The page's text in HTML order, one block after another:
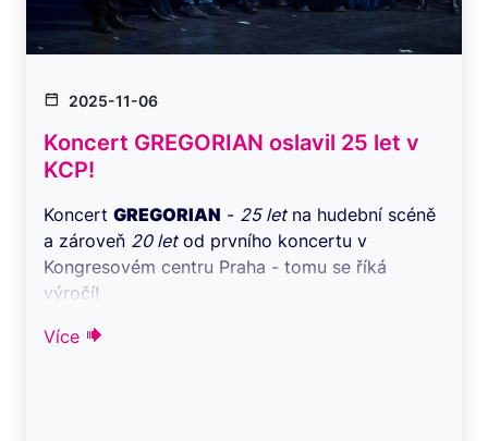
2025-11-06
Koncert GREGORIAN oslavil 25 let v
KCP!
Koncert GREGORIAN - 25 letna hudební scéně
a zároveň 20 letod prvního koncertu v
Kongresovém centru Praha - tomu se říká
výročí!
Více